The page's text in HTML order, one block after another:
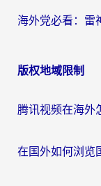
版权地域限制